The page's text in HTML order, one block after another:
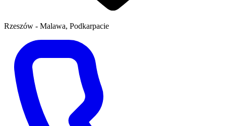
Rzeszów - Malawa, Podkarpacie